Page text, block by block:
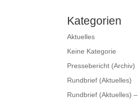
Kategorien
Aktuelles
Keine Kategorie
Pressebericht (Archiv)
Rundbrief (Aktuelles)
Rundbrief (Aktuelles) –